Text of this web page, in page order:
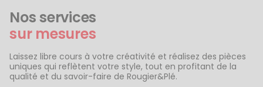
Nos services
sur mesures
Laissez libre cours à votre créativité et réalisez des pièces
uniques qui reflètent votre style, tout en profitant de la
qualité et du savoir-faire de Rougier&Plé.